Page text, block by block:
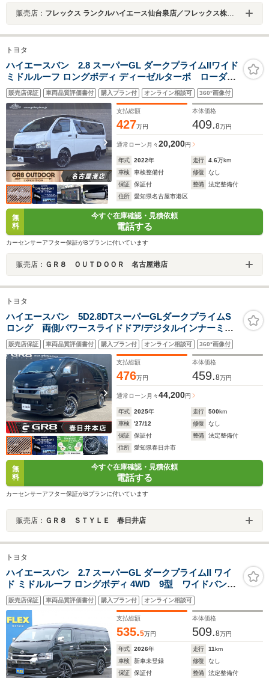
販売店： フレックス ランクルハイエース仙台泉店／フレックス株式会社
トヨタ
ハイエースバン 2.8 スーパーGL ダークプライムIIワイド
ミドルルーフ ロングボディ ディーゼルターボ ローダウ
ン/アルパインBIGXナビ/メティオサウンド/パワースライ
ドドア/デジタルインナーミラー/パノラミックビューモニ
ター/ベッドキット/17インチアルミホイール/社外ショック
アブソーバー
販売店保証 車両品質評価書付 購入プラン付 オンライン相談可 360°画像付
支払総額
427万円
本体価格
409.8万円
通常ローン 月々20,200円
年式 2022年 走行 4.6万km
車検
車検整備付 修復
なし
保証
保証付 整備
法定整備付
住所
愛知県名古屋市港区
無
料
今すぐ在庫確認・見積依頼
電話する
カーセンサーアフター保証がBプランに付いています
販売店： ＧＲ８ ＯＵＴＤＯＯＲ 名古屋港店
トヨタ
ハイエースバン 5D2.8DTスーパーGLダークプライムS
ロング 両側パワースライドドア/デジタルインナーミラ
ー/パノラミックビューモニター/クリアランスソナー/GR8
フルエアロ/センターコンソール/WALD17インチアルミ/ケ
ンウッド7インチナビ/ローダウン
販売店保証 車両品質評価書付 購入プラン付 オンライン相談可 360°画像付
支払総額
476万円
本体価格
459.8万円
通常ローン 月々44,200円
年式 2025年 走行 500km
車検
'27/12 修復
なし
保証
保証付 整備
法定整備付
住所
愛知県春日井市
無
料
今すぐ在庫確認・見積依頼
電話する
カーセンサーアフター保証がBプランに付いています
販売店： ＧＲ８ ＳＴＹＬＥ 春日井店
トヨタ
ハイエースバン 2.7 スーパーGL ダークプライムII ワイ
ド ミドルルーフ ロングボディ 4WD 9型 ワイドバン
アルティメットタイプ2スモークテール デルフ01-18ア
ルミ ヨコハマパラダタイヤ ディスプレイオーディオ
プラス フロントスポイラー オーバーフェンダー 小
窓付ドア 寒冷地仕様
販売店保証 車両品質評価書付 購入プラン付 オンライン相談可
支払総額
535.5万円
本体価格
509.8万円
年式 2026年 走行 11km
車検
新車未登録 修復
なし
保証
保証付 整備 法定整備付